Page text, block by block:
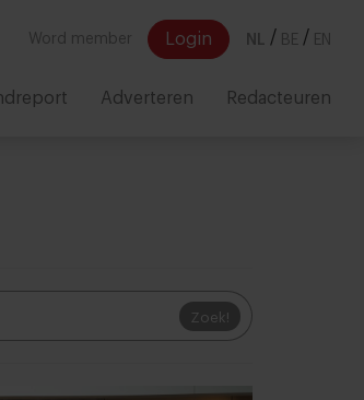
Word member Login NL / BE / EN
Adverteren Redacteuren
Zoek!